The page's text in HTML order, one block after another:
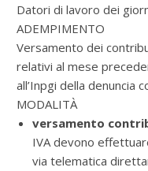
Datori di lavoro dei
ADEMPIMENTO
Versamento dei
relativi al mese
all’Inpgi della denuncia
MODALITÀ
versamento
IVA devono
via telematica